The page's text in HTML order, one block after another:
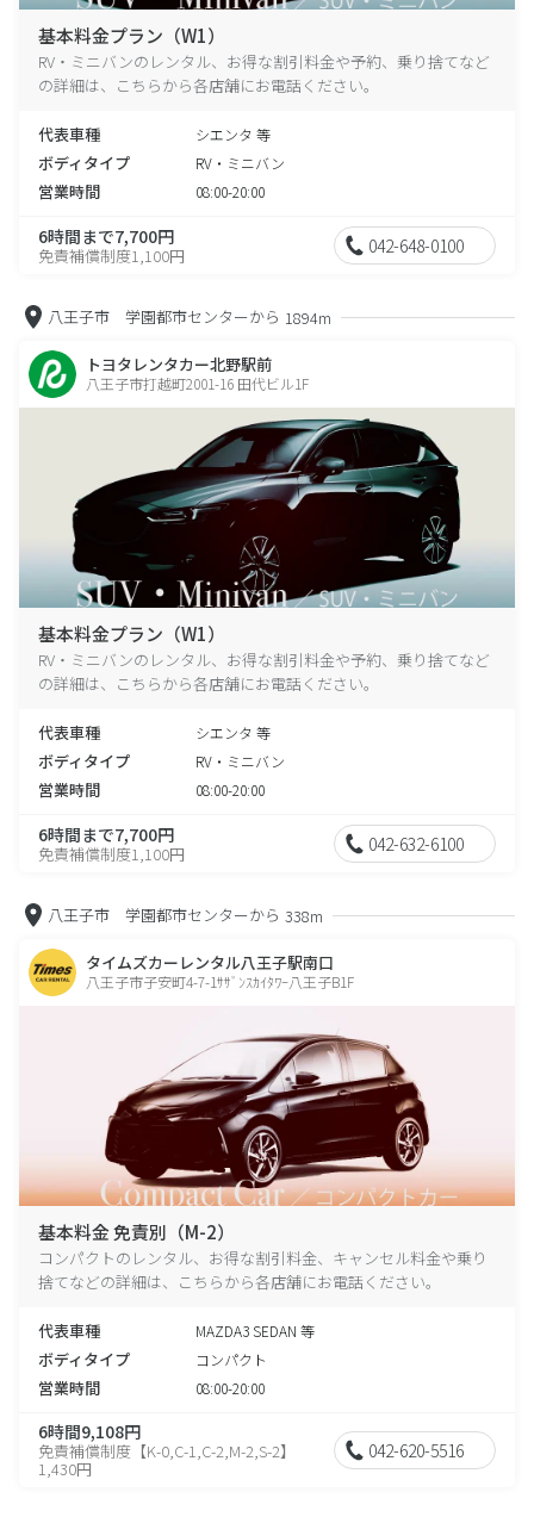
基本料金プラン（W1）
RV・ミニバンのレンタル、お得な割引料金や予約、乗り捨てなど
の詳細は、こちらから各店舗にお電話ください。
代表車種 シエンタ 等
ボディタイプ RV・ミニバン
営業時間 08:00-20:00
6時間まで7,700円
免責補償制度1,100円 042-648-0100
八王子市 学園都市センターから 1894m
トヨタレンタカー北野駅前
八王子市打越町2001-16 田代ビル1F
基本料金プラン（W1）
RV・ミニバンのレンタル、お得な割引料金や予約、乗り捨てなど
の詳細は、こちらから各店舗にお電話ください。
代表車種 シエンタ 等
ボディタイプ RV・ミニバン
営業時間 08:00-20:00
6時間まで7,700円
免責補償制度1,100円 042-632-6100
八王子市 学園都市センターから 338m
タイムズカーレンタル八王子駅南口
八王子市子安町4-7-1ｻｻﾞﾝｽｶｲﾀﾜｰ八王子B1F
基本料金 免責別（M-2）
コンパクトのレンタル、お得な割引料金、キャンセル料金や乗り
捨てなどの詳細は、こちらから各店舗にお電話ください。
代表車種 MAZDA3 SEDAN 等
ボディタイプ コンパクト
営業時間 08:00-20:00
6時間9,108円
免責補償制度【K-0,C-1,C-2,M-2,S-2】
1,430円
042-620-5516